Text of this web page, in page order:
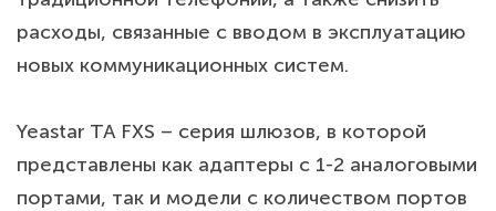
расходы, связанные с вводом в эксплуатацию
новых коммуникационных систем.
Yeastar TA FXS – серия шлюзов, в которой
представлены как адаптеры с 1-2 аналоговыми
портами, так и модели с количеством портов